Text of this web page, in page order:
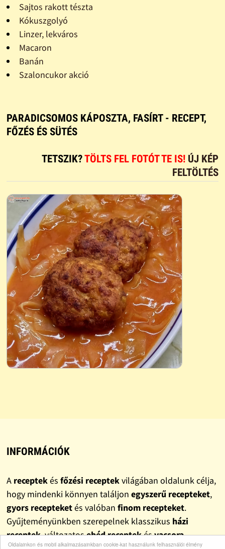
Oldalainkon és mobil alkalmazásainkban cookie-kat használunk felhasználói élmény
Sajtos rakott tészta
Kókuszgolyó
Linzer, lekváros
Macaron
Banán
Szaloncukor akció
PARADICSOMOS KÁPOSZTA, FASÍRT - RECEPT,
FŐZÉS ÉS SÜTÉS
TETSZIK?TÖLTS FEL FOTÓT TE IS! ÚJ KÉP
FELTÖLTÉS
INFORMÁCIÓK
A receptekés főzési receptekvilágában oldalunk célja,
hogy mindenki könnyen találjon egyszerű recepteket,
gyors recepteketés valóban finom recepteket.
Gyűjteményünkben szerepelnek klasszikus házi
receptek, változatosebéd receptekésvacsora